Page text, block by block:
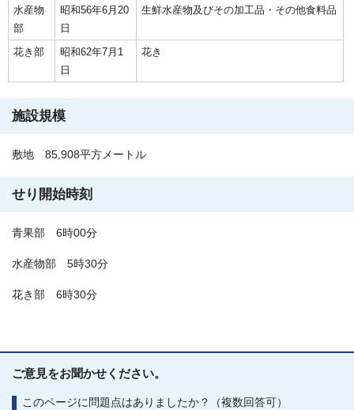
水産物
部
昭和56年6月20
日
生鮮水産物及びその加工品・その他食料品
花き部
昭和62年7月1
日
花き
施設規模
敷地 85,908平方メートル
せり開始時刻
青果部 6時00分
水産物部 5時30分
花き部 6時30分
ご意見をお聞かせください。
このページに問題点はありましたか？（複数回答可）